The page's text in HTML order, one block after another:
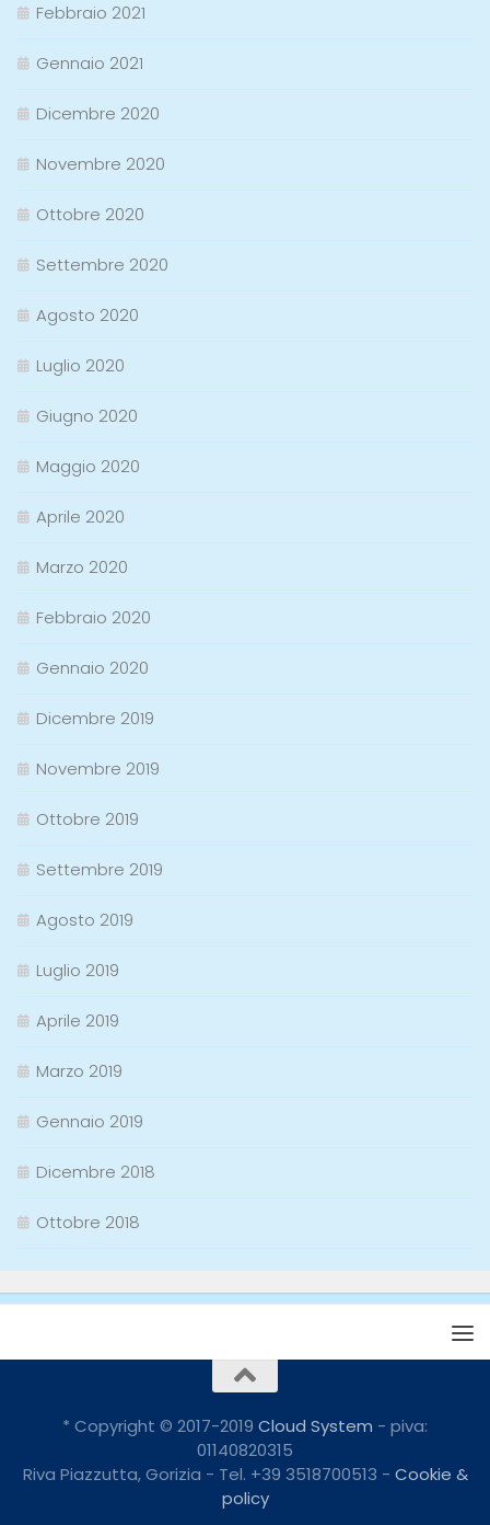
Febbraio 2021
Gennaio 2021
Dicembre 2020
Novembre 2020
Ottobre 2020
Settembre 2020
Agosto 2020
Luglio 2020
Giugno 2020
Maggio 2020
Aprile 2020
Marzo 2020
Febbraio 2020
Gennaio 2020
Dicembre 2019
Novembre 2019
Ottobre 2019
Settembre 2019
Agosto 2019
Luglio 2019
Aprile 2019
Marzo 2019
Gennaio 2019
Dicembre 2018
Ottobre 2018
* Copyright © 2017-2019 Cloud System - piva:
01140820315
Riva Piazzutta, Gorizia - Tel. +39 3518700513 - Cookie &
policy